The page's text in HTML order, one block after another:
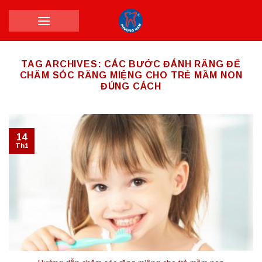
TAG ARCHIVES: CÁC BƯỚC ĐÁNH RĂNG ĐỂ
CHĂM SÓC RĂNG MIỆNG CHO TRẺ MẦM NON
ĐÚNG CÁCH
14
Th1